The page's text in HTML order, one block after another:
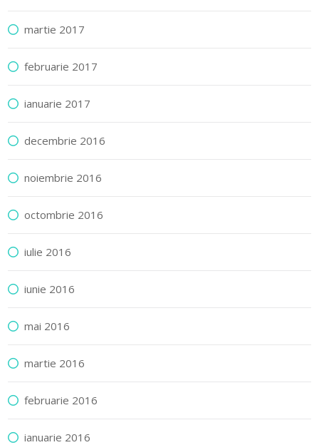
martie 2017
februarie 2017
ianuarie 2017
decembrie 2016
noiembrie 2016
octombrie 2016
iulie 2016
iunie 2016
mai 2016
martie 2016
februarie 2016
ianuarie 2016